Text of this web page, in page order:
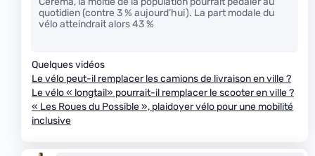
quotidien (contre 3 % aujourd’hui). La part modale du
vélo atteindrait alors 43 %
Quelques vidéos
Le vélo peut-il remplacer les camions de livraison en ville ?
Le vélo « longtail» pourrait-il remplacer le scooter en ville ?
« Les Roues du Possible », plaidoyer vélo pour une mobilité
inclusive